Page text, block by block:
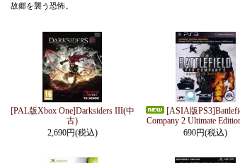
故郷を襲う恐怖。
[PAL版Xbox One]Darksiders III(中
古)
2,690円(税込)
[ASIA版
Company 2 Ultimate
690円(税込)